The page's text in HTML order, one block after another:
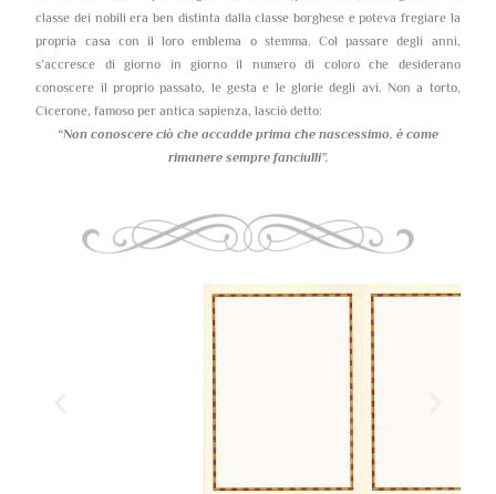
classe dei nobili era ben distinta dalla classe borghese e poteva fregiare la
propria casa con il loro emblema o stemma. Col passare degli anni,
s’accresce di giorno in giorno il numero di coloro che desiderano
conoscere il proprio passato, le gesta e le glorie degli avi. Non a torto,
Cicerone, famoso per antica sapienza, lasciò detto:
“Non conoscere ciò che accadde prima che nascessimo, è come
rimanere sempre fanciulli”.